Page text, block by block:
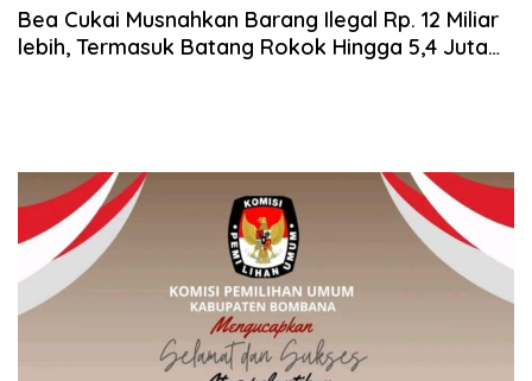
Bea Cukai Musnahkan Barang Ilegal Rp. 12 Miliar
lebih, Termasuk Batang Rokok Hingga 5,4 Juta